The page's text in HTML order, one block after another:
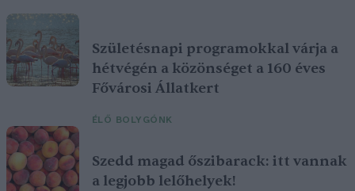
Születésnapi programokkal várja a
hétvégén a közönséget a 160 éves
Fővárosi Állatkert
ÉLŐ BOLYGÓNK
Szedd magad őszibarack: itt vannak
a legjobb lelőhelyek!